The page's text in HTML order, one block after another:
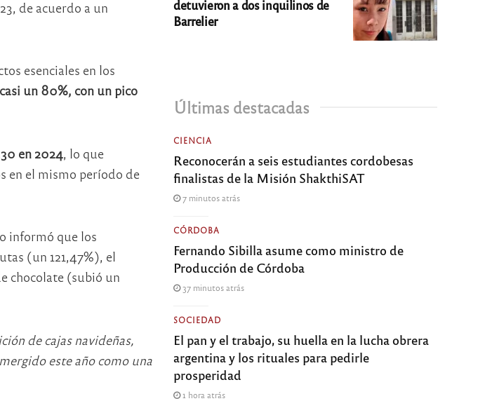
de acuerdo a un
esenciales en los
un 80%, con un pico
en 2024 , lo que
en el mismo período de
informó que los
(un 121,47%), el
chocolate (subió un
de cajas navideñas,
este año como una
detuvieron a dos inquilinos de
Barrelier
Últimas destacadas
CIENCIA
Reconocerán a seis estudiantes cordobesas
finalistas de la Misión ShakthiSAT
7 minutos atrás
CÓRDOBA
Fernando Sibilla asume como ministro de
Producción de Córdoba
37 minutos atrás
SOCIEDAD
El pan y el trabajo, su huella en la lucha obrera
argentina y los rituales para pedirle
prosperidad
1 hora atrás